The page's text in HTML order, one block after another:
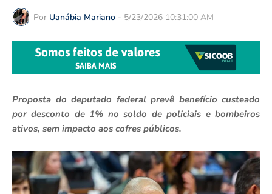
Por Uanábia Mariano - 5/23/2026 10:31:00 AM
Proposta do deputado federal prevê benefício custeado
por desconto de 1% no soldo de policiais e bombeiros
ativos, sem impacto aos cofres públicos.